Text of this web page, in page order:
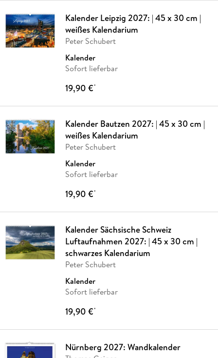
Kalender Leipzig 2027: | 45 x 30 cm |
weißes Kalendarium
Peter Schubert
Kalender
Sofort lieferbar
19,90 €*
Kalender Bautzen 2027: | 45 x 30 cm |
weißes Kalendarium
Peter Schubert
Kalender
Sofort lieferbar
19,90 €*
Kalender Sächsische Schweiz
Luftaufnahmen 2027: | 45 x 30 cm |
schwarzes Kalendarium
Peter Schubert
Kalender
Sofort lieferbar
19,90 €*
Nürnberg 2027: Wandkalender